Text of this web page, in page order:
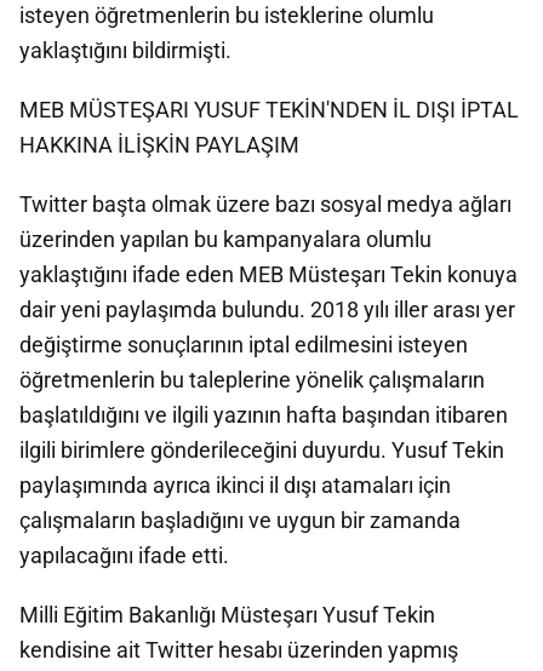
isteyen öğretmenlerin bu isteklerine olumlu
yaklaştığını bildirmişti.
MEB MÜSTEŞARI YUSUF TEKİN'NDEN İL DIŞI İPTAL
HAKKINA İLİŞKİN PAYLAŞIM
Twitter başta olmak üzere bazı sosyal medya ağları
üzerinden yapılan bu kampanyalara olumlu
yaklaştığını ifade eden MEB Müsteşarı Tekin konuya
dair yeni paylaşımda bulundu. 2018 yılı iller arası yer
değiştirme sonuçlarının iptal edilmesini isteyen
öğretmenlerin bu taleplerine yönelik çalışmaların
başlatıldığını ve ilgili yazının hafta başından itibaren
ilgili birimlere gönderileceğini duyurdu. Yusuf Tekin
paylaşımında ayrıca ikinci il dışı atamaları için
çalışmaların başladığını ve uygun bir zamanda
yapılacağını ifade etti.
Milli Eğitim Bakanlığı Müsteşarı Yusuf Tekin
kendisine ait Twitter hesabı üzerinden yapmış